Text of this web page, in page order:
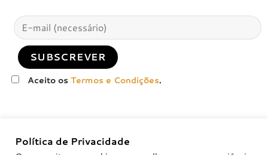
Aceito osTermos e Condições.
Política de Privacidade